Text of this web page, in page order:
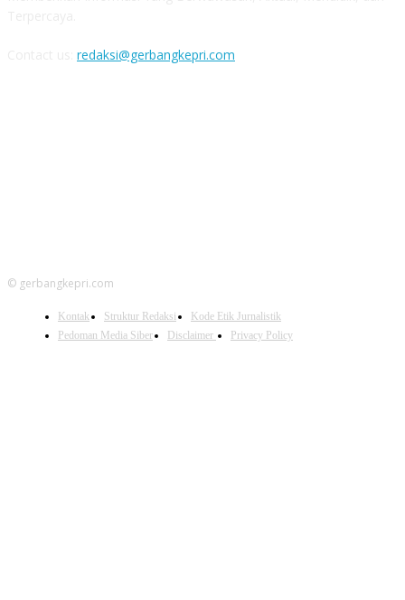
redaksi@gerbangkepri.com
© gerbangkepri.com
Kontak Struktur Redaksi
Kode Etik Jurnalistik
Pedoman Media Siber
Disclaimer Privacy Policy